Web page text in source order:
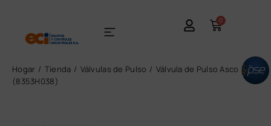
0
Hogar Tienda Válvulas de Pulso
Válvula de Pulso Asco
(8353H038)